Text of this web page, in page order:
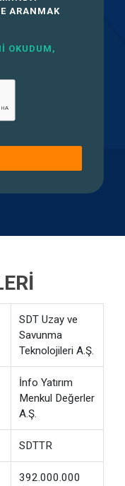
ARANMAK
OKUDUM,
SDT Uzay ve
Savunma
Teknolojileri A.Ş.
İnfo Yatırım
Menkul Değerler
A.Ş.
SDTTR
392.000.000